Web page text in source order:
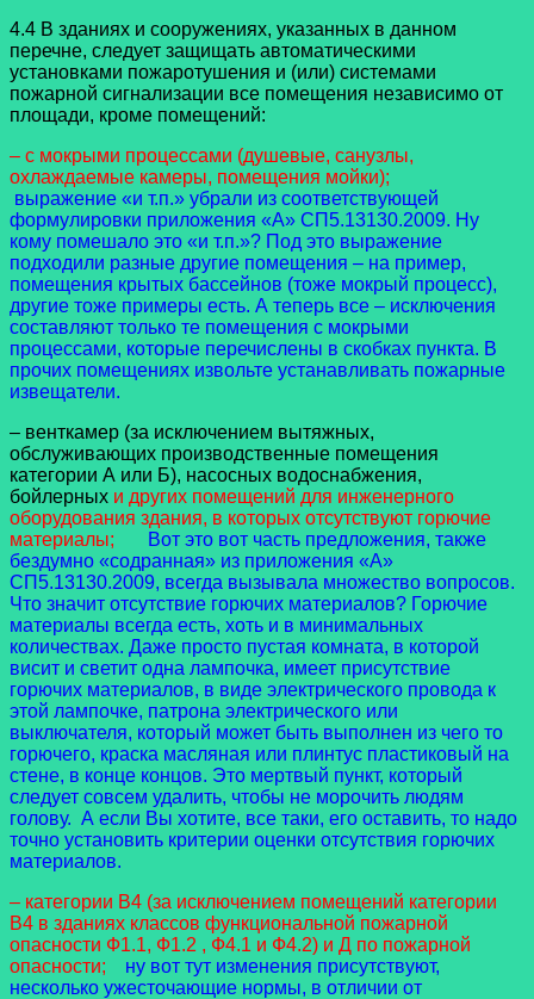
4.4 В зданиях и сооружениях, указанных в данном
перечне, следует защищать автоматическими
установками пожаротушения и (или) системами
пожарной сигнализации все помещения независимо от
площади, кроме помещений:
– с мокрыми процессами (душевые, санузлы,
охлаждаемые камеры, помещения мойки);
выражение «и т.п.» убрали из соответствующей
формулировки приложения «А» СП5.13130.2009. Ну
кому помешало это «и т.п.»? Под это выражение
подходили разные другие помещения – на пример,
помещения крытых бассейнов (тоже мокрый процесс),
другие тоже примеры есть. А теперь все – исключения
составляют только те помещения с мокрыми
процессами, которые перечислены в скобках пункта. В
прочих помещениях извольте устанавливать пожарные
извещатели.
– венткамер (за исключением вытяжных,
обслуживающих производственные помещения
категории А или Б), насосных водоснабжения,
бойлерных и других помещений для инженерного
оборудования здания, в которых отсутствуют горючие
материалы;
Вот это вот часть предложения, также
бездумно «содранная» из приложения «А»
СП5.13130.2009, всегда вызывала множество вопросов.
Что значит отсутствие горючих материалов? Горючие
материалы всегда есть, хоть и в минимальных
количествах. Даже просто пустая комната, в которой
висит и светит одна лампочка, имеет присутствие
горючих материалов, в виде электрического провода к
этой лампочке, патрона электрического или
выключателя, который может быть выполнен из чего то
горючего, краска масляная или плинтус пластиковый на
стене, в конце концов. Это мертвый пункт, который
следует совсем удалить, чтобы не морочить людям
голову. А если Вы хотите, все таки, его оставить, то надо
точно установить критерии оценки отсутствия горючих
материалов.
– категории В4 (за исключением помещений категории
В4 в зданиях классов функциональной пожарной
опасности Ф1.1, Ф1.2 , Ф4.1 и Ф4.2) и Д по пожарной
опасности;
ну вот тут изменения присутствуют,
несколько ужесточающие нормы, в отличии от